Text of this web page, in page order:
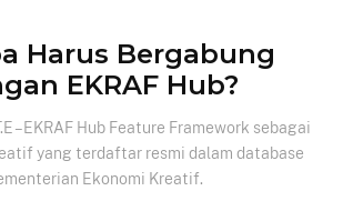
Harus Bergabung
EKRAF Hub?
– EKRAF Hub Feature Framework sebagai
yang terdaftar resmi dalam database
Ekonomi Kreatif.